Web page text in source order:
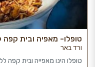
טופלו- מאפיה ובית קפה
ורד באר
טופלו הינו מאפייה ובית קפה